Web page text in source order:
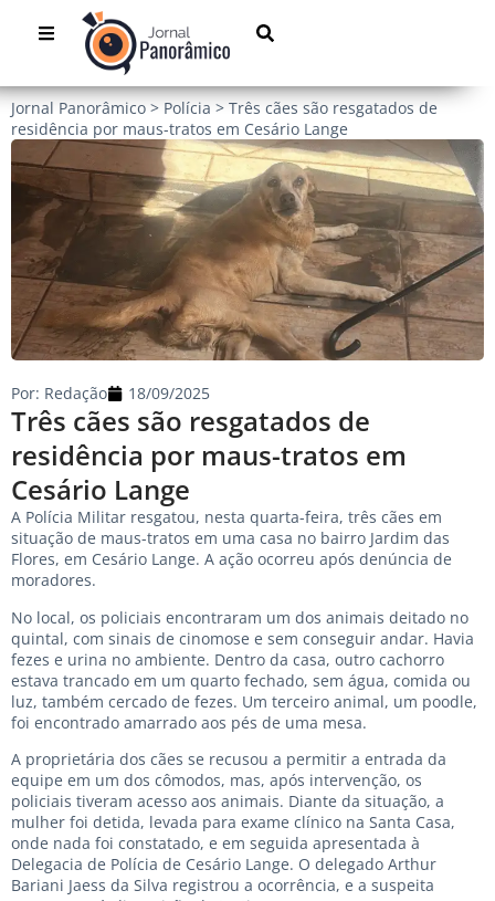
Jornal Panorâmico > Polícia > Três cães são resgatados de
residência por maus-tratos em Cesário Lange
Três cães são resgatados de
residência por maus-tratos em
Cesário Lange
Por: Redação 18/09/2025
A Polícia Militar resgatou, nesta quarta-feira, três cães em
situação de maus-tratos em uma casa no bairro Jardim das
Flores, em Cesário Lange. A ação ocorreu após denúncia de
moradores.
No local, os policiais encontraram um dos animais deitado no
quintal, com sinais de cinomose e sem conseguir andar. Havia
fezes e urina no ambiente. Dentro da casa, outro cachorro
estava trancado em um quarto fechado, sem água, comida ou
luz, também cercado de fezes. Um terceiro animal, um poodle,
foi encontrado amarrado aos pés de uma mesa.
A proprietária dos cães se recusou a permitir a entrada da
equipe em um dos cômodos, mas, após intervenção, os
policiais tiveram acesso aos animais. Diante da situação, a
mulher foi detida, levada para exame clínico na Santa Casa,
onde nada foi constatado, e em seguida apresentada à
Delegacia de Polícia de Cesário Lange. O delegado Arthur
Bariani Jaess da Silva registrou a ocorrência, e a suspeita